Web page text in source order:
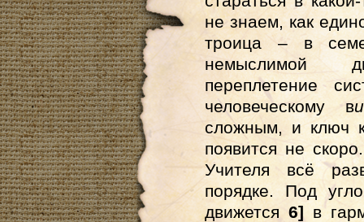
не знаем, как
троица – в
немыслимой
переплетение
человеческому ви
сложным, и ключ
появится не
Учителя всё
порядке. Под
движется6] в